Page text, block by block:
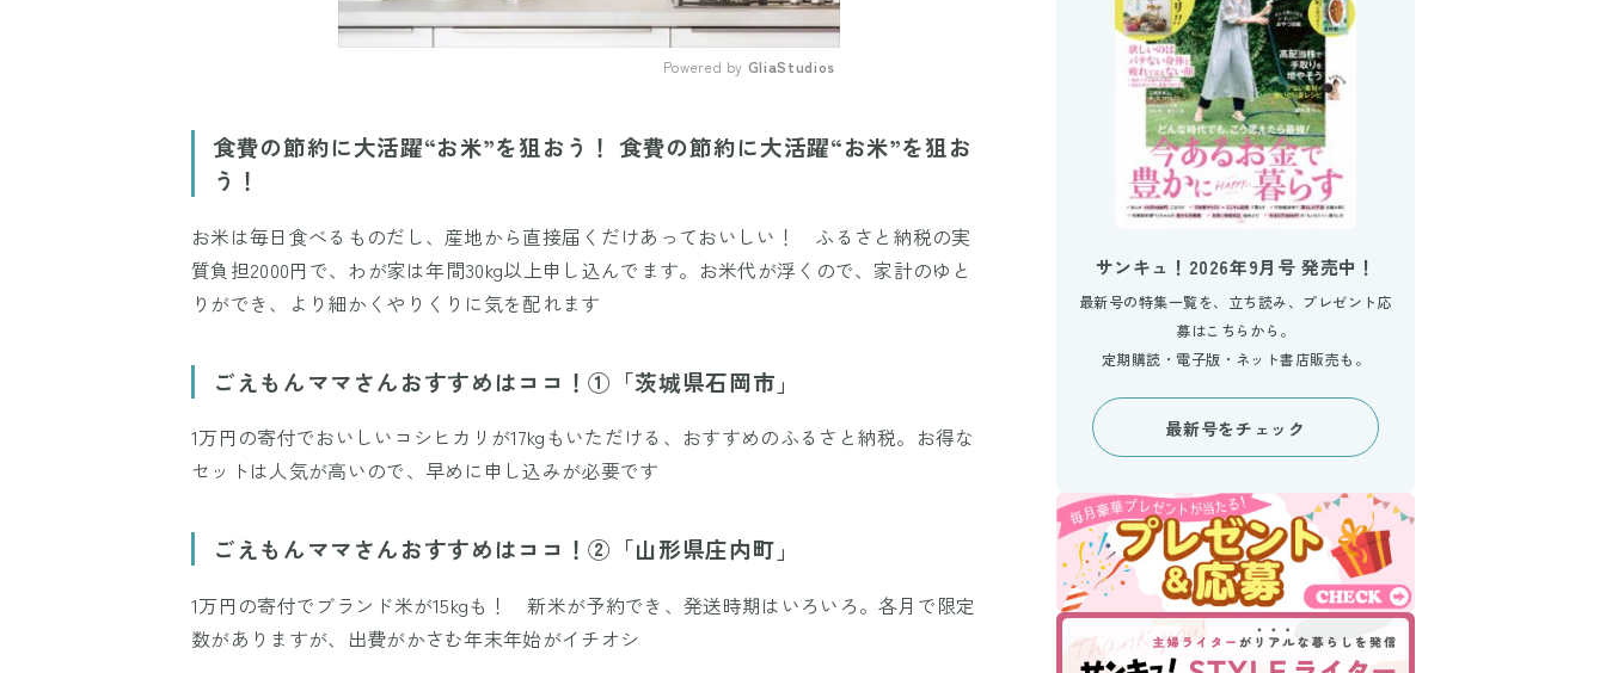
Mute
Powered by GliaStudios
食費の節約に大活躍“お米”を狙おう！ 食費の節約に大活躍“お米”を狙お
う！
お米は毎日食べるものだし、産地から直接届くだけあっておいしい！ ふるさと納税の実
質負担2000円で、わが家は年間30kg以上申し込んでます。お米代が浮くので、家計のゆと
りができ、より細かくやりくりに気を配れます
ごえもんママさんおすすめはココ！①「茨城県石岡市」
1万円の寄付でおいしいコシヒカリが17kgもいただける、おすすめのふるさと納税。お得な
セットは人気が高いので、早めに申し込みが必要です
ごえもんママさんおすすめはココ！②「山形県庄内町」
1万円の寄付でブランド米が15kgも！ 新米が予約でき、発送時期はいろいろ。各月で限定
数がありますが、出費がかさむ年末年始がイチオシ
サンキュ！2026年9月号 発売中！
最新号の特集一覧を、立ち読み、プレゼント応
募はこちらから。
定期購読・電子版・ネット書店販売も。
最新号をチェック